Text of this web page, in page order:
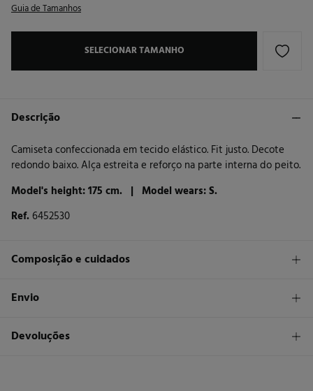
Guia de Tamanhos
SELECIONAR TAMANHO
Descrição
Camiseta confeccionada em tecido elástico. Fit justo. Decote
redondo baixo. Alça estreita e reforço na parte interna do peito.
Model's height: 175 cm. | Model wears: S.
Ref. 6452530
Composição e cuidados
Composição
Cuidados
Envio
STANDARD
Devoluções